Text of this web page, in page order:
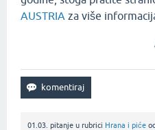
AUSTRIA za više
01.03. pitanje u rubrici Hrana i piće od